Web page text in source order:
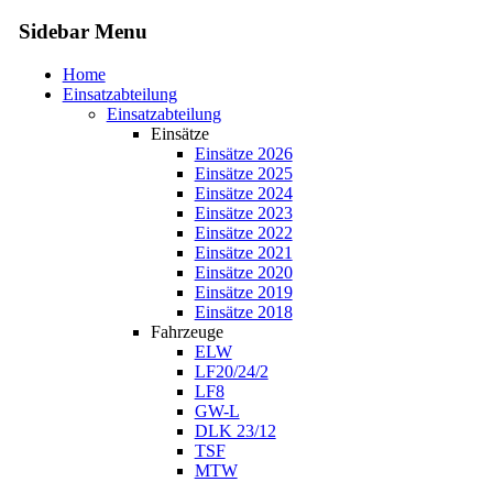
Sidebar Menu
Home
Einsatzabteilung
Einsatzabteilung
Einsätze
Einsätze 2026
Einsätze 2025
Einsätze 2024
Einsätze 2023
Einsätze 2022
Einsätze 2021
Einsätze 2020
Einsätze 2019
Einsätze 2018
Fahrzeuge
ELW
LF20/24/2
LF8
GW-L
DLK 23/12
TSF
MTW